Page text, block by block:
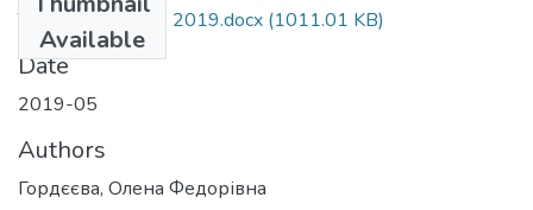
Available
Тези викл. конф. 2019.docx (1011.01 KB)
Date
2019-05
Authors
Гордєєва, Олена Федорівна